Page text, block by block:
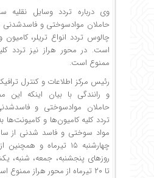
وی درباره تردد وسایل نقلیه
حاملان موادسوختی و فاسدشدنی
چالوس تردد انواع تریلر،
است. در محور هراز نیز تردد
ممنوع است.
رئیس مرکز اطلاعات و کنترل
و رانندگی با بیان اینکه این
حاملان موادسوختی و
تردد کلیه کامیون‌ها و کامیونت‌ها
تا ۲۰ تیرماه از محور هراز ممنوع است.